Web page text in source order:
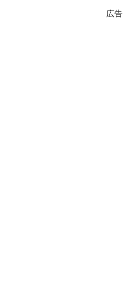
広告